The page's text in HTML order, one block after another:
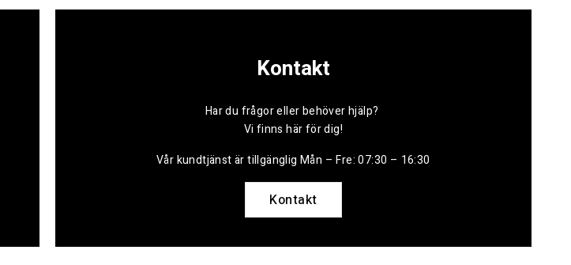
Kontakt
Har du frågor eller behöver hjälp?
Vi finns här för dig!
Vår kundtjänst är tillgänglig Mån – Fre: 07:30 – 16:30
Kontakt